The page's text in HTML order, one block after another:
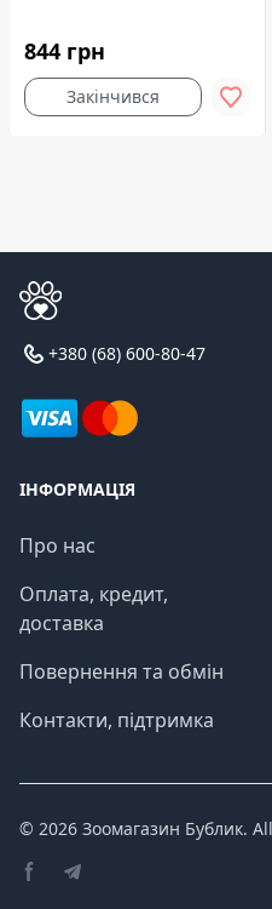
844 грн
Закінчився
+380 (68) 600-80-47
ІНФОРМАЦІЯ
Про нас
Оплата, кредит,
доставка
Повернення та обмін
Контакти, підтримка
© 2026 Зоомагазин Бублик.